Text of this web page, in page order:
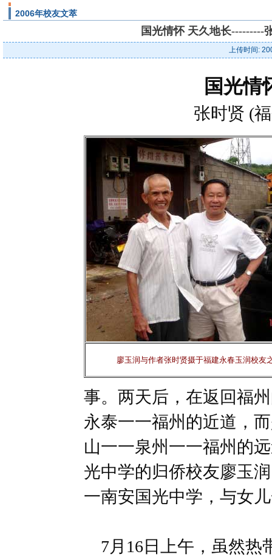
2006年校友文萃
国光情怀 天久地长
上传时间:
国光情
张时贤 (
廖玉润与作者张时贤摄于福建永春玉润校友
事。两天后，在返回福
永泰一一福州的近道，
山一一泉州一一福州的
光中学的归侨校友廖玉
一南安国光中学，与女
7月16日上午，虽然热